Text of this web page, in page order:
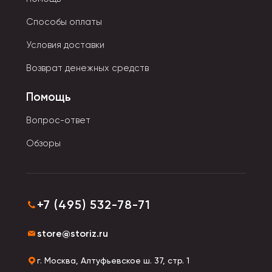
жидкости. Позволяют наносить точечные
исправления.
осыпается. Цвет жидкости максимально приближен к
Способы оплаты
Условия доставки
Возврат денежных средств
Помощь
Вопрос-ответ
Обзоры
+7 (495) 532-78-71
store@storiz.ru
г. Москва, Алтуфьевское ш. 37, стр. 1